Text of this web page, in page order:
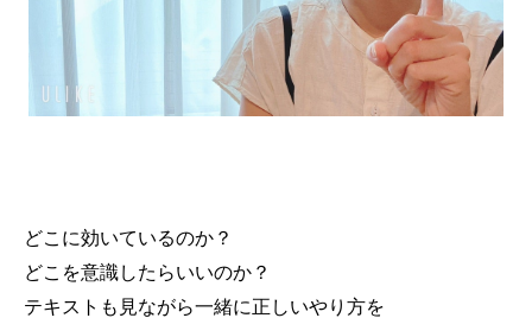
どこに効いているのか？
どこを意識したらいいのか？
テキストも見ながら一緒に正しいやり方を